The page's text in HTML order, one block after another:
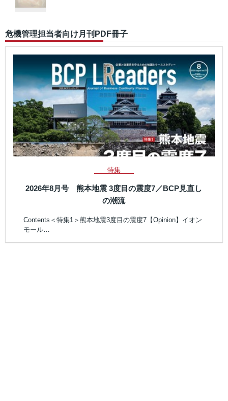
危機管理担当者向け月刊PDF冊子
特集
2026年8月号 熊本地震 3度目の震度7／BCP見直し
の潮流
Contents＜特集1＞熊本地震3度目の震度7【Opinion】イオン
モール…